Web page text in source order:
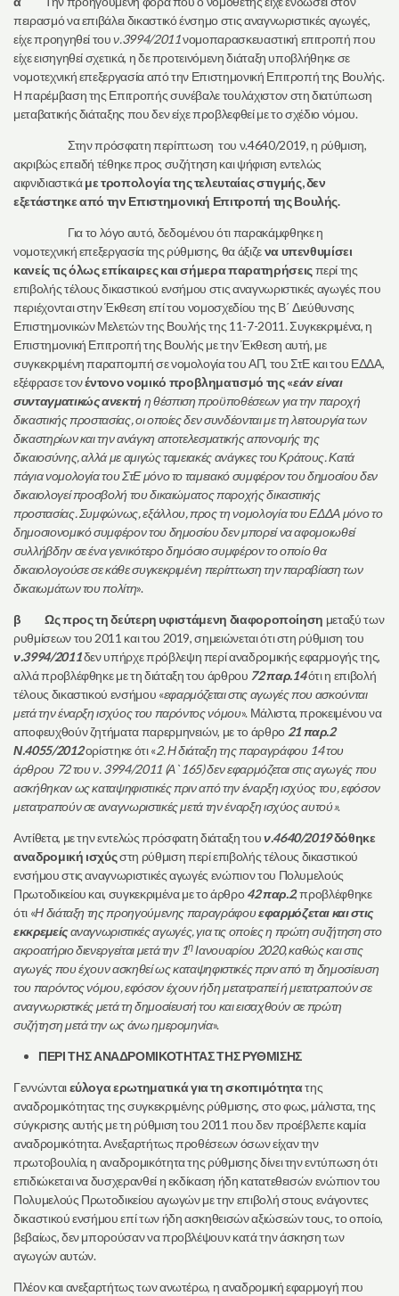
πειρασμό να επιβάλει δικαστικό ένσημο στις αναγνωριστικές αγωγές,
είχε προηγηθεί τουν.3994/2011νομοπαρασκευαστική επιτροπή που
είχε εισηγηθεί σχετικά, η δε προτεινόμενη διάταξη υποβλήθηκε σε
νομοτεχνική επεξεργασία από την Επιστημονική Επιτροπή της Βουλής.
Η παρέμβαση της Επιτροπής συνέβαλε τουλάχιστον στη διατύπωση
μεταβατικής διάταξης που δεν είχε προβλεφθεί με το σχέδιο νόμου.
Στην πρόσφατη περίπτωση του ν.4640/2019, η ρύθμιση,
ακριβώς επειδή τέθηκε προς συζήτηση και ψήφιση εντελώς
αιφνιδιαστικάμε τροπολογία της τελευταίας στιγμής, δεν
εξετάστηκε από την Επιστημονική Επιτροπή της Βουλής.
Για το λόγο αυτό, δεδομένου ότι παρακάμφθηκε η
νομοτεχνική επεξεργασία της ρύθμισης, θα άξιζενα υπενθυμίσει
κανείς τις όλως επίκαιρες και σήμερα παρατηρήσειςπερί της
επιβολής τέλους δικαστικού ενσήμου στις αναγνωριστικές αγωγές που
περιέχονται στην Έκθεση επί του νομοσχεδίου της Β΄ Διεύθυνσης
Επιστημονικών Μελετών της Βουλής της 11-7-2011. Συγκεκριμένα, η
Επιστημονική Επιτροπή της Βουλής με την Έκθεση αυτή, με
συγκεκριμένη παραπομπή σε νομολογία του ΑΠ, του ΣτΕ και του ΕΔΔΑ,
εξέφρασε τονέντονο νομικό προβληματισμό της «εάν είναι
συνταγματικώς ανεκτή η θέσπιση προϋποθέσεων για την παροχή
δικαστικής προστασίας, οι οποίες δεν συνδέονται με τη λειτουργία των
δικαστηρίων και την ανάγκη αποτελεσματικής απονομής της
δικαιοσύνης, αλλά με αμιγώς ταμειακές ανάγκες του Κράτους. Κατά
πάγια νομολογία του ΣτΕ μόνο το ταμειακό συμφέρον του δημοσίου δεν
δικαιολογεί προσβολή του δικαιώματος παροχής δικαστικής
προστασίας. Συμφώνως, εξάλλου, προς τη νομολογία του ΕΔΔΑ μόνο το
δημοσιονομικό συμφέρον του δημοσίου δεν μπορεί να αφομοιωθεί
συλλήβδην σε ένα γενικότερο δημόσιο συμφέρον το οποίο θα
δικαιολογούσε σε κάθε συγκεκριμένη περίπτωση την παραβίαση των
δικαιωμάτων του πολίτη».
β Ως προς τη δεύτερη υφιστάμενη διαφοροποίηση μεταξύ των
ρυθμίσεων του 2011 και του 2019, σημειώνεται ότι στη ρύθμιση του
ν.3994/2011δεν υπήρχε πρόβλεψη περί αναδρομικής εφαρμογής της,
αλλά προβλέφθηκε με τη διάταξη του άρθρου 72 παρ.14ότι η επιβολή
τέλους δικαστικού ενσήμου «εφαρμόζεται στις αγωγές που ασκούνται
μετά την έναρξη ισχύος του παρόντος νόμου». Μάλιστα, προκειμένου να
αποφευχθούν ζητήματα παρερμηνειών, με το άρθρο21 παρ.2
Ν.4055/2012ορίστηκε ότι «2. Η διάταξη της παραγράφου 14 του
άρθρου 72 του ν. 3994/2011 (Α` 165) δεν εφαρμόζεται στις αγωγές που
ασκήθηκαν ως καταψηφιστικές πριν από την έναρξη ισχύος του, εφόσον
μετατραπούν σε αναγνωριστικές μετά την έναρξη ισχύος αυτού».
Αντίθετα, με την εντελώς πρόσφατη διάταξη τουν.4640/2019δόθηκε
αναδρομική ισχύςστη ρύθμιση περί επιβολής τέλους δικαστικού
ενσήμου στις αναγνωριστικές αγωγές ενώπιον του Πολυμελούς
Πρωτοδικείου και, συγκεκριμένα με το άρθρο42 παρ.2, προβλέφθηκε
ότι «Η διάταξη της προηγούμενης παραγράφουεφαρμόζεται και στις
εκκρεμείςαναγνωριστικές αγωγές, για τις οποίες η πρώτη συζήτηση στο
ακροατήριο διενεργείται μετά την 1ηΙανουαρίου 2020, καθώς και στις
αγωγές που έχουν ασκηθεί ως καταψηφιστικές πριν από τη δημοσίευση
του παρόντος νόμου, εφόσον έχουν ήδη μετατραπεί ή μετατραπούν σε
αναγνωριστικές μετά τη δημοσίευσή του και εισαχθούν σε πρώτη
συζήτηση μετά την ως άνω ημερομηνία».
ΠΕΡΙ ΤΗΣ ΑΝΑΔΡΟΜΙΚΟΤΗΤΑΣ ΤΗΣ ΡΥΘΜΙΣΗΣ
Γεννώνταιεύλογα ερωτηματικάγια τη σκοπιμότητατης
αναδρομικότητας της συγκεκριμένης ρύθμισης, στο φως, μάλιστα, της
σύγκρισης αυτής με τη ρύθμιση του 2011 που δεν προέβλεπε καμία
αναδρομικότητα. Ανεξαρτήτως προθέσεων όσων είχαν την
πρωτοβουλία, η αναδρομικότητα της ρύθμισης δίνει την εντύπωση ότι
επιδιώκεται να δυσχερανθεί η εκδίκαση ήδη κατατεθεισών ενώπιον του
Πολυμελούς Πρωτοδικείου αγωγών με την επιβολή στους ενάγοντες
δικαστικού ενσήμου επί των ήδη ασκηθεισών αξιώσεών τους, το οποίο,
βεβαίως, δεν μπορούσαν να προβλέψουν κατά την άσκηση των
αγωγών αυτών.
Πλέον και ανεξαρτήτως των ανωτέρω, η αναδρομική εφαρμογή που